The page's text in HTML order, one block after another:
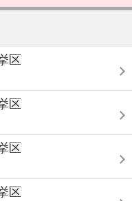
区
区
区
区